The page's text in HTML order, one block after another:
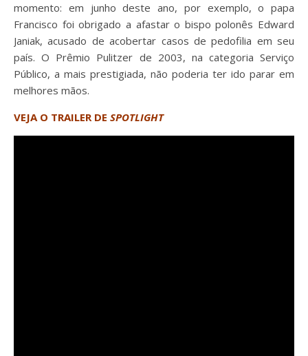
momento: em junho deste ano, por exemplo, o papa
Francisco foi obrigado a afastar o bispo polonês Edward
Janiak, acusado de acobertar casos de pedofilia em seu
país. O Prêmio Pulitzer de 2003, na categoria Serviço
Público, a mais prestigiada, não poderia ter ido parar em
melhores mãos.
VEJA O TRAILER DE SPOTLIGHT